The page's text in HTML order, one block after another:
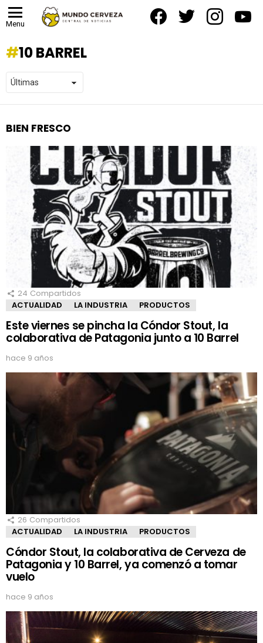
Menu
10 BARREL
BIEN FRESCO
24 Compartidos
ACTUALIDAD
LA INDUSTRIA PRODUCTOS
Este viernes se pincha la Cóndor Stout, la
colaborativa de Patagonia junto a 10 Barrel
hace 9 años
26 Compartidos
ACTUALIDAD
LA INDUSTRIA PRODUCTOS
Cóndor Stout, la colaborativa de Cerveza de
Patagonia y 10 Barrel, ya comenzó a tomar
vuelo
hace 9 años